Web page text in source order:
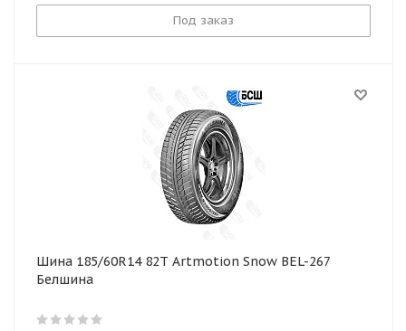
Под заказ
Шина 185/60R14 82T Artmotion Snow BEL-267
Белшина